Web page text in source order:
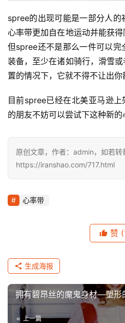
spree的出现可能是一部分人
心率带更加自在地运动并能获得
但spree还不是那么一件可以完
装备，至少在诸如骑行，滑雪
置的情况下，它就不得不让出你
目前spree已经在北美亚马逊
的朋友不妨可以尝试下这种新的
原创文章，作者：admin，如若转
https://iranshao.com/717.html
心率带
赞
生成海报
拥有碧昂丝的魔鬼身材—塑形
上一篇